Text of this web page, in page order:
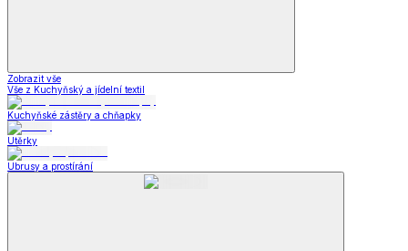
Zobrazit vše
Vše z Kuchyňský a jídelní textil
Kuchyňské zástěry a chňapky
Utěrky
Ubrusy a prostírání